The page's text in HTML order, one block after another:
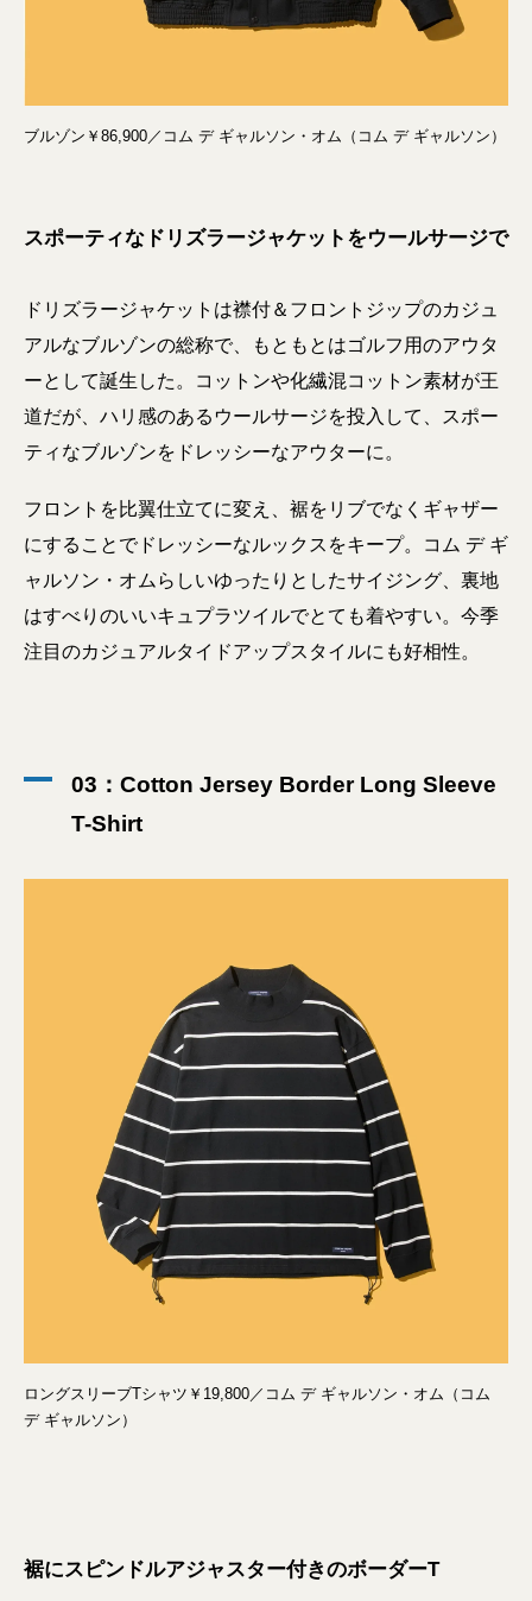
ブルゾン￥86,900／コム デ ギャルソン・オム（コム デ ギャルソン）
スポーティなドリズラージャケットをウールサージで
ドリズラージャケットは襟付＆フロントジップのカジュ
アルなブルゾンの総称で、もともとはゴルフ用のアウタ
ーとして誕生した。コットンや化繊混コットン素材が王
道だが、ハリ感のあるウールサージを投入して、スポー
ティなブルゾンをドレッシーなアウターに。
フロントを比翼仕立てに変え、裾をリブでなくギャザー
にすることでドレッシーなルックスをキープ。コム デ ギ
ャルソン・オムらしいゆったりとしたサイジング、裏地
はすべりのいいキュプラツイルでとても着やすい。今季
注目のカジュアルタイドアップスタイルにも好相性。
03：Cotton Jersey Border Long Sleeve
T-Shirt
ロングスリーブTシャツ￥19,800／コム デ ギャルソン・オム（コム
デ ギャルソン）
裾にスピンドルアジャスター付きのボーダーT